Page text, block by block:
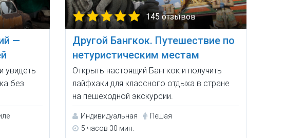
—
увидеть
без
145 отзывов
Другой Бангкок. Путешествие по
нетуристическим местам
Открыть настоящий Бангкок и получить
лайфхаки для классного отдыха в стране
на пешеходной экскурсии.
Индивидуальная
Пешая
5 часов 30 мин.